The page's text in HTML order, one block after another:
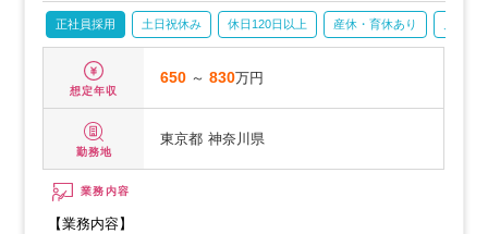
正社員採用 土日祝休み 休日120日以上 産休・育休あり
想定年収
650 ～830万円
勤務地
東京都 神奈川県
業務内容
【業務内容】